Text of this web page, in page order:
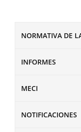
NORMATIVA DE
INFORMES
MECI
NOTIFICACIONES